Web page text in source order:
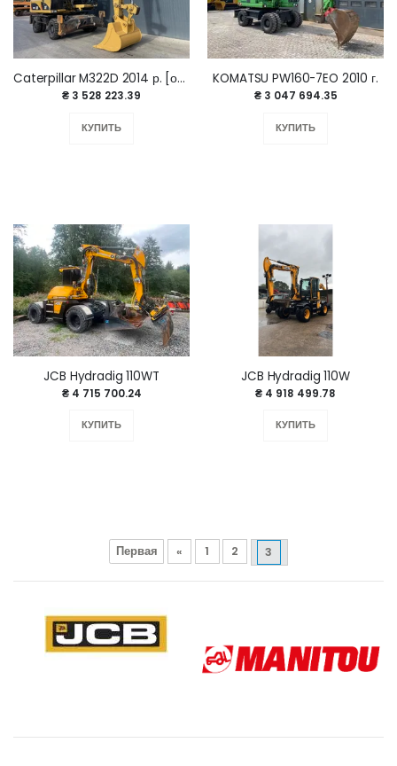
Caterpillar M322D 2014 р. [ожидает перевода]
₴ 3 528 223.39
КУПИТЬ
KOMATSU PW160-7EO 2010 г.
₴ 3 047 694.35
КУПИТЬ
JCB Hydradig 110WT
₴ 4 715 700.24
КУПИТЬ
JCB Hydradig 110W
₴ 4 918 499.78
КУПИТЬ
Первая « 1 2 3